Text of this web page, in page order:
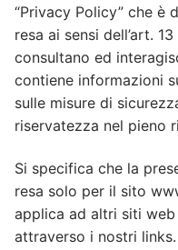
“Privacy Policy” che è
resa ai sensi dell’art.
consultano ed
contiene informazioni
sulle misure di
riservatezza nel pieno
Si specifica che la
resa solo per il sito
applica ad altri siti
attraverso i nostri links.